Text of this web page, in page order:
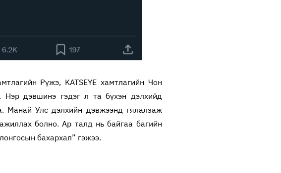
Рүжэ, KATSEYE хамтлагийн Чон
дэвшинэ гэдэг л та бүхэн дэлхийд
Манай Улс дэлхийн дэвжээнд гялалзаж
болно. Ар талд нь байгаа багийн
бахархал” гэжээ.